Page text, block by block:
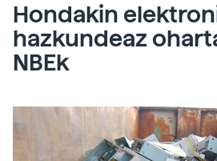
Hondakin
hazkundeaz
NBEk